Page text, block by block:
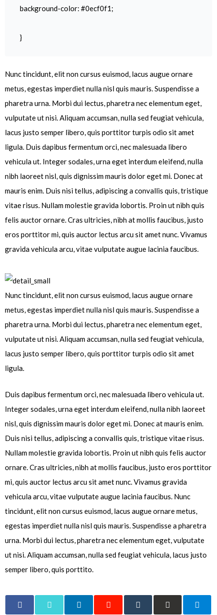
background-color: #0ecf0f1;
}
Nunc tincidunt, elit non cursus euismod, lacus augue ornare
metus, egestas imperdiet nulla nisl quis mauris. Suspendisse a
pharetra urna. Morbi dui lectus, pharetra nec elementum eget,
vulputate ut nisi. Aliquam accumsan, nulla sed feugiat vehicula,
lacus justo semper libero, quis porttitor turpis odio sit amet
ligula. Duis dapibus fermentum orci, nec malesuada libero
vehicula ut. Integer sodales, urna eget interdum eleifend, nulla
nibh laoreet nisl, quis dignissim mauris dolor eget mi. Donec at
mauris enim. Duis nisi tellus, adipiscing a convallis quis, tristique
vitae risus. Nullam molestie gravida lobortis. Proin ut nibh quis
felis auctor ornare. Cras ultricies, nibh at mollis faucibus, justo
eros porttitor mi, quis auctor lectus arcu sit amet nunc. Vivamus
gravida vehicula arcu, vitae vulputate augue lacinia faucibus.
Nunc tincidunt, elit non cursus euismod, lacus augue ornare
metus, egestas imperdiet nulla nisl quis mauris. Suspendisse a
pharetra urna. Morbi dui lectus, pharetra nec elementum eget,
vulputate ut nisi. Aliquam accumsan, nulla sed feugiat vehicula,
lacus justo semper libero, quis porttitor turpis odio sit amet
ligula.
Duis dapibus fermentum orci, nec malesuada libero vehicula ut.
Integer sodales, urna eget interdum eleifend, nulla nibh laoreet
nisl, quis dignissim mauris dolor eget mi. Donec at mauris enim.
Duis nisi tellus, adipiscing a convallis quis, tristique vitae risus.
Nullam molestie gravida lobortis. Proin ut nibh quis felis auctor
ornare. Cras ultricies, nibh at mollis faucibus, justo eros porttitor
mi, quis auctor lectus arcu sit amet nunc. Vivamus gravida
vehicula arcu, vitae vulputate augue lacinia faucibus. Nunc
tincidunt, elit non cursus euismod, lacus augue ornare metus,
egestas imperdiet nulla nisl quis mauris. Suspendisse a pharetra
urna. Morbi dui lectus, pharetra nec elementum eget, vulputate
ut nisi. Aliquam accumsan, nulla sed feugiat vehicula, lacus justo
semper libero, quis porttito.